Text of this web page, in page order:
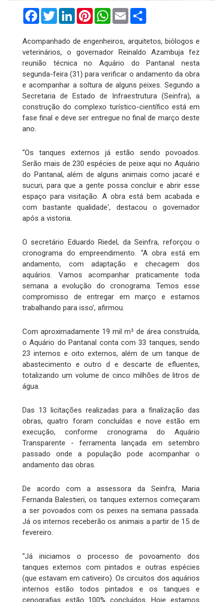
FacebookTwitterLinkedInPinterestWhatsApp
Email
Acompanhado de engenheiros, arquitetos, biólogos e
veterinários, o governador Reinaldo Azambuja fez
reunião técnica no Aquário do Pantanal nesta
segunda-feira (31) para verificar o andamento da obra
e acompanhar a soltura de alguns peixes. Segundo a
Secretaria de Estado de Infraestrutura (Seinfra), a
construção do complexo turístico-científico está em
fase final e deve ser entregue no final de março deste
ano.
“Os tanques externos já estão sendo povoados.
Serão mais de 230 espécies de peixe aqui no Aquário
do Pantanal, além de alguns animais como jacaré e
sucuri, para que a gente possa concluir e abrir esse
espaço para visitação. A obra está bem acabada e
com bastante qualidade', destacou o governador
após a vistoria.
O secretário Eduardo Riedel, da Seinfra, reforçou o
cronograma do empreendimento. “A obra está em
andamento, com adaptação e checagem dos
aquários. Vamos acompanhar praticamente toda
semana a evolução do cronograma. Temos esse
compromisso de entregar em março e estamos
trabalhando para isso', afirmou.
Com aproximadamente 19 mil m² de área construída,
o Aquário do Pantanal conta com 33 tanques, sendo
23 internos e oito externos, além de um tanque de
abastecimento e outro d e descarte de efluentes,
totalizando um volume de cinco milhões de litros de
água.
Das 13 licitações realizadas para a finalização das
obras, quatro foram concluídas e nove estão em
execução, conforme cronograma do Aquário
Transparente - ferramenta lançada em setembro
passado onde a população pode acompanhar o
andamento das obras.
De acordo com a assessora da Seinfra, Maria
Fernanda Balestieri, os tanques externos começaram
a ser povoados com os peixes na semana passada.
Já os internos receberão os animais a partir de 15 de
fevereiro.
“Já iniciamos o processo de povoamento dos
tanques externos com pintados e outras espécies
(que estavam em cativeiro). Os circuitos dos aquários
internos estão todos pintados e os tanques e
cenografias estão 100% concluídos. Hoje estamos